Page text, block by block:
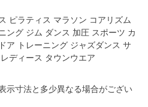
ピラティス マラソン コアリズム
ング ジム ダンス 加圧 スポーツ カ
ア トレーニング ジャズダンス サ
ディース タウンウエア
示寸法と多少異なる場合がござい